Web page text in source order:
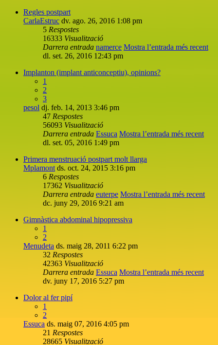
Regles postpart
CarlaEstruc dv. ago. 26, 2016 1:08 pm
5 Respostes
16333 Visualització
Darrera entrada namerce Mostra l’entrada més recent
dl. set. 26, 2016 12:43 pm
Implanton (implant anticonceptiu), opinions?
1
2
3
pesol dj. feb. 14, 2013 3:46 pm
47 Respostes
56093 Visualització
Darrera entrada Essuca Mostra l’entrada més recent
dl. set. 05, 2016 1:49 pm
Primera menstruació postpart molt llarga
Mplamont ds. oct. 24, 2015 3:16 pm
6 Respostes
17362 Visualització
Darrera entrada euterpe Mostra l’entrada més recent
dc. juny 29, 2016 9:21 am
Gimnàstica abdominal hipopressiva
1
2
Menudeta ds. maig 28, 2011 6:22 pm
32 Respostes
42363 Visualització
Darrera entrada Essuca Mostra l’entrada més recent
dv. juny 17, 2016 5:27 pm
Dolor al fer pipí
1
2
Essuca ds. maig 07, 2016 4:05 pm
21 Respostes
28665 Visualització